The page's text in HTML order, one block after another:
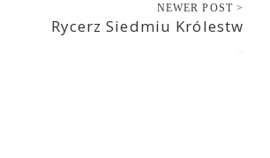
NEWER POST >
Rycerz Siedmiu Królestw